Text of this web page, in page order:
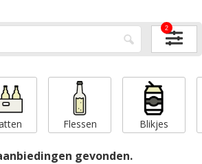
2
Flessen Blikjes
gevonden.